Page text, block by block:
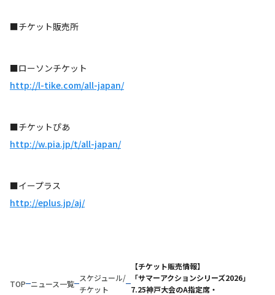
■チケット販売所
■ローソンチケット
http://l-tike.com/all-japan/
■チケットぴあ
http://w.pia.jp/t/all-japan/
■イープラス
http://eplus.jp/aj/
TOP ニュース一覧
スケジュール/
チケット
【チケット販売情報】
「サマーアクションシリーズ2026」
7.25神戸大会のA指定席・